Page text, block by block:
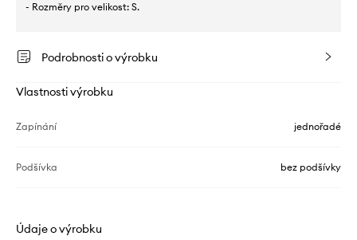
- Rozměry pro velikost: S.
Podrobnosti o výrobku
Vlastnosti výrobku
Zapínání jednořadé
Podšívka bez podšívky
Údaje o výrobku